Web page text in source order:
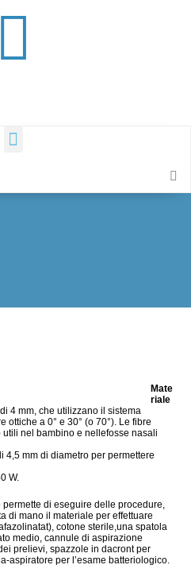
Mate
riale
4 mm, che utilizzano il sistema
ottiche a 0° e 30° (o 70°). Le fibre
nel bambino e nellefosse nasali
4,5 mm di diametro per permettere
W.
permette di eseguire delle procedure,
di mano il materiale per effettuare
cotone sterile,una spatola
medio, cannule di aspirazione
prelievi, spazzole in dacront per
aspiratore per l’esame batteriologico.